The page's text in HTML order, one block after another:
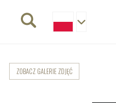
ZOBACZ GALERIE ZDJĘĆ